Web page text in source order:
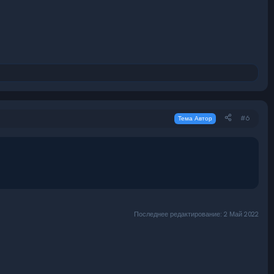
Тема Автор #6
Последнее редактирование: 2 Май 2022